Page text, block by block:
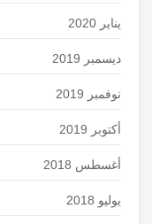
يناير 2020
ديسمبر 2019
نوفمبر 2019
أكتوبر 2019
أغسطس 2018
يوليو 2018